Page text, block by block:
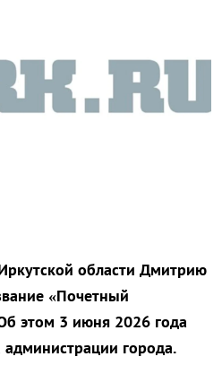
области Дмитрию
«Почетный
этом 3 июня 2026 года
города.